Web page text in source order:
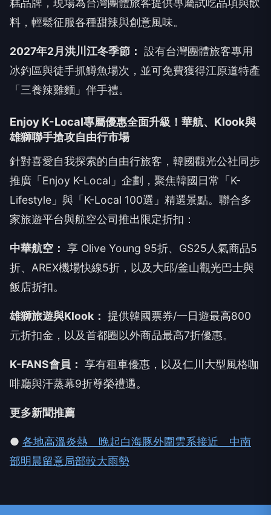
料，輕鬆征服各種甜辣與創意風味。
2027年2月洪川江冬季節： 設有台灣團體旅客專用
冰釣區與徒手抓鱒魚場次，並可免費獲得江原道特產
「三養辣雞麵」伴手禮。
Enjoy K-Local專屬優惠全面升級！華航、Klook與
雄獅聯手搶攻自由行市場
針對喜愛自我探索的自由行旅客，韓國觀光公社同步
推廣「Enjoy K-Local」企劃，聚焦韓國日常「K-
Lifestyle」與「K-Local 100選」精選景點。聯合多
家旅遊平台與航空公司推出限定折扣：
中華航空： 享 Olive Young 95折、GS25人氣商品5
折、AREX機場快線5折，以及大邱/釜山觀光巴士與
飯店折扣。
雄獅旅遊與Klook： 提供韓國票券/一日遊最高800
元折扣金，以及首都圈以外商品最高7折優惠。
K-FANS會員： 享有租車優惠，以及仁川大型風格咖
啡廳與汗蒸幕9折尊榮禮遇。
更多新聞推薦
● 各地高溫炎熱 晚起白海豚外圍雲系接近 中南
部明晨留意局部較大雨勢